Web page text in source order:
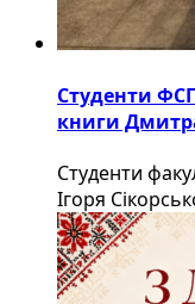
Студенти
книги
Студенти
Ігоря